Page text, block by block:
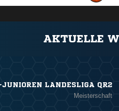
AKTUELLE
JUNIOREN LANDESLIGA QR2
Meisterschaft